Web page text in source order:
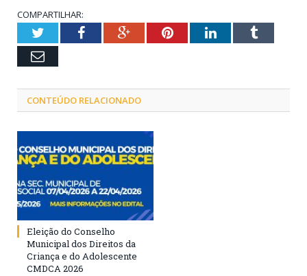
COMPARTILHAR:
TwitterFacebookGoogle+PinterestLinkedInTumblr
Email
CONTEÚDO RELACIONADO
Eleição do Conselho
Municipal dos Direitos da
Criança e do Adolescente
CMDCA 2026